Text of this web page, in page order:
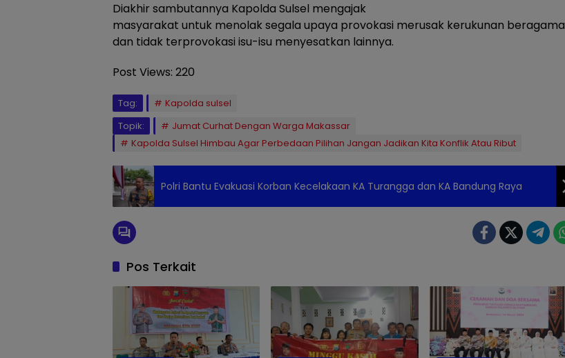
Diakhir sambutannya Kapolda Sulsel mengajak
masyarakat untuk menolak segala upaya provokasi merusak kerukunan beragama
dan tidak terprovokasi isu-isu menyesatkan lainnya.
Post Views: 220
Tag:
Kapolda sulsel
Topik:
Jumat Curhat Dengan Warga Makassar
Kapolda Sulsel Himbau Agar Perbedaan Pilihan Jangan Jadikan Kita Konflik Atau Ribut
Polri Bantu Evakuasi Korban Kecelakaan KA Turangga dan KA Bandung Raya
Pos Terkait